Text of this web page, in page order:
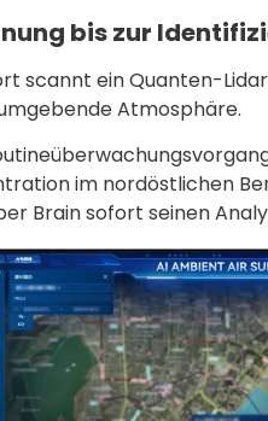
bis zur
scannt ein Quanten-
Atmosphäre.
im nordöstlichen
Brain sofort seinen